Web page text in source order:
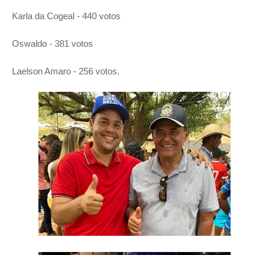
Karla da Cogeal - 440 votos
Oswaldo - 381 votos
Laelson Amaro - 256 votos.